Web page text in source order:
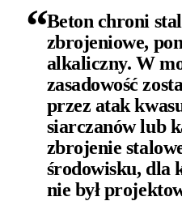
“Beton chroni
zbrojeniowe,
alkaliczny. W
zasadowość
przez atak
siarczanów lub
zbrojenie
środowisku, dla
nie był